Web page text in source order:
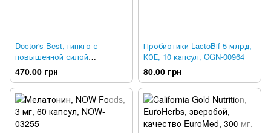
Doctor's Best, гинкго с
повышенной силой
действия, 120 мг, 120
вегетарианских капсул, DRB-
00091
470.00 грн
Пробиотики LactoBif 5 млрд,
КОЕ, 10 капсул, CGN-00964
80.00 грн